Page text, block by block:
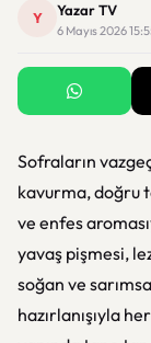
Y Yazar TV
6 Mayıs 2026
Sofraların
kavurma, doğru
ve enfes
yavaş pişmesi,
soğan ve
hazırlanışıyla